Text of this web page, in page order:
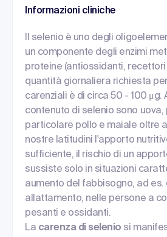
Informazioni cliniche
Il selenio è uno degli
un componente degli enzimi
proteine (antiossidanti, recettori
quantità giornaliera richiesta
carenziali è di circa 50 - 100 μg.
contenuto di selenio sono uova,
particolare pollo e maiale oltre
nostre latitudini l'apporto
sufficiente, il rischio di un
sussiste solo in situazioni
aumento del fabbisogno, ad es.
allattamento, nelle persone a
pesanti e ossidanti.
La carenza di selenio si